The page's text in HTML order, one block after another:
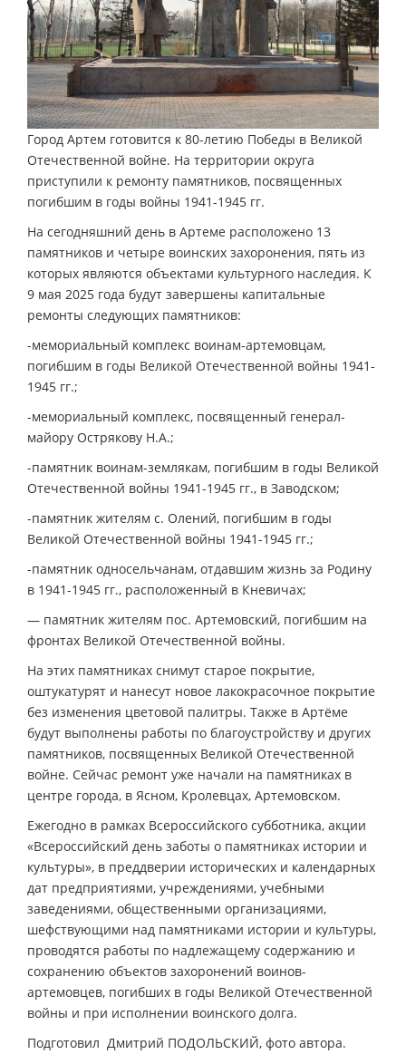
Город Артем готовится к 80-летию Победы в Великой
Отечественной войне. На территории округа
приступили к ремонту памятников, посвященных
погибшим в годы войны 1941-1945 гг.
На сегодняшний день в Артеме расположено 13
памятников и четыре воинских захоронения, пять из
которых являются объектами культурного наследия. К
9 мая 2025 года будут завершены капитальные
ремонты следующих памятников:
-мемориальный комплекс воинам-артемовцам,
погибшим в годы Великой Отечественной войны 1941-
1945 гг.;
-мемориальный комплекс, посвященный генерал-
майору Острякову Н.А.;
-памятник воинам-землякам, погибшим в годы Великой
Отечественной войны 1941-1945 гг., в Заводском;
-памятник жителям с. Олений, погибшим в годы
Великой Отечественной войны 1941-1945 гг.;
-памятник односельчанам, отдавшим жизнь за Родину
в 1941-1945 гг., расположенный в Кневичах;
— памятник жителям пос. Артемовский, погибшим на
фронтах Великой Отечественной войны.
На этих памятниках снимут старое покрытие,
оштукатурят и нанесут новое лакокрасочное покрытие
без изменения цветовой палитры. Также в Артёме
будут выполнены работы по благоустройству и других
памятников, посвященных Великой Отечественной
войне. Сейчас ремонт уже начали на памятниках в
центре города, в Ясном, Кролевцах, Артемовском.
Ежегодно в рамках Всероссийского субботника, акции
«Всероссийский день заботы о памятниках истории и
культуры», в преддверии исторических и календарных
дат предприятиями, учреждениями, учебными
заведениями, общественными организациями,
шефствующими над памятниками истории и культуры,
проводятся работы по надлежащему содержанию и
сохранению объектов захоронений воинов-
артемовцев, погибших в годы Великой Отечественной
войны и при исполнении воинского долга.
Подготовил Дмитрий ПОДОЛЬСКИЙ, фото автора.